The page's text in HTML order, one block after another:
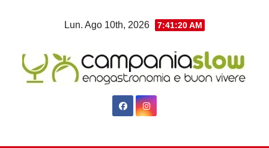
Lun. Ago 10th, 2026 7:41:21 AM